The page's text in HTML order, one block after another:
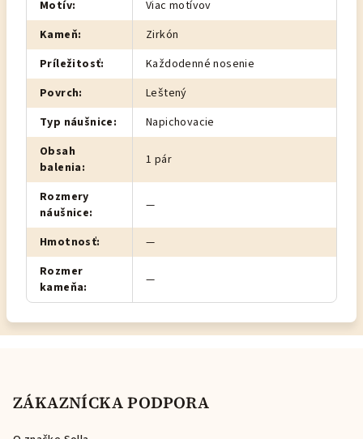
Motív:
Viac motívov
Kameň:
Zirkón
Príležitosť:
Každodenné nosenie
Povrch:
Leštený
Typ náušnice:
Napichovacie
Obsah
balenia: 1 pár
Rozmery
náušnice: —
Hmotnosť:
—
Rozmer
kameňa: —
ZÁKAZNÍCKA PODPORA